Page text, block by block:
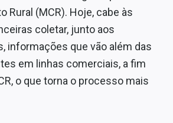
Rural (MCR). Hoje, cabe às
coletar, junto aos
informações que vão além das
em linhas comerciais, a fim
o que torna o processo mais